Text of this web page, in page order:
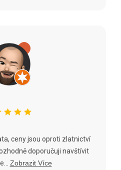
ceny jsou oproti zlatnictví
doporučuji navštívit
Zobrazit Více